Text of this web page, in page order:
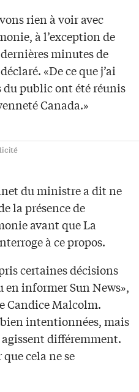
rien à voir avec
à l’exception de
minutes de
«De ce que j’ai
du public ont été réunis
Canada.»
du ministre a dit ne
la présence de
avant que La
à ce propos.
certaines décisions
en informer Sun News»,
Candice Malcolm.
intentionnées, mais
différemment.
cela ne se